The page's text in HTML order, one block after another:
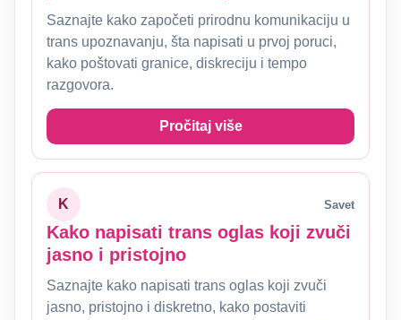
Saznajte kako započeti prirodnu komunikaciju u
trans upoznavanju, šta napisati u prvoj poruci,
kako poštovati granice, diskreciju i tempo
razgovora.
Pročitaj više
K Savet
Kako napisati trans oglas koji zvuči
jasno i pristojno
Saznajte kako napisati trans oglas koji zvuči
jasno, pristojno i diskretno, kako postaviti